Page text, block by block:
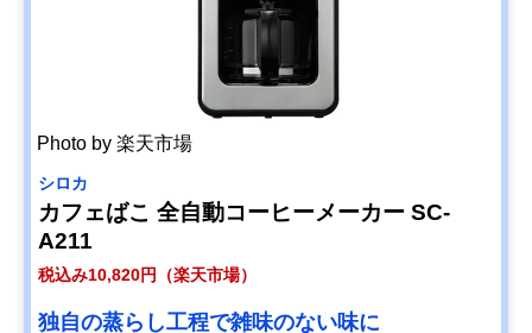
Photo by 楽天市場
シロカ
カフェばこ 全自動コーヒーメーカー SC-
A211
税込み10,820円（楽天市場）
独自の蒸らし工程で雑味のない味に